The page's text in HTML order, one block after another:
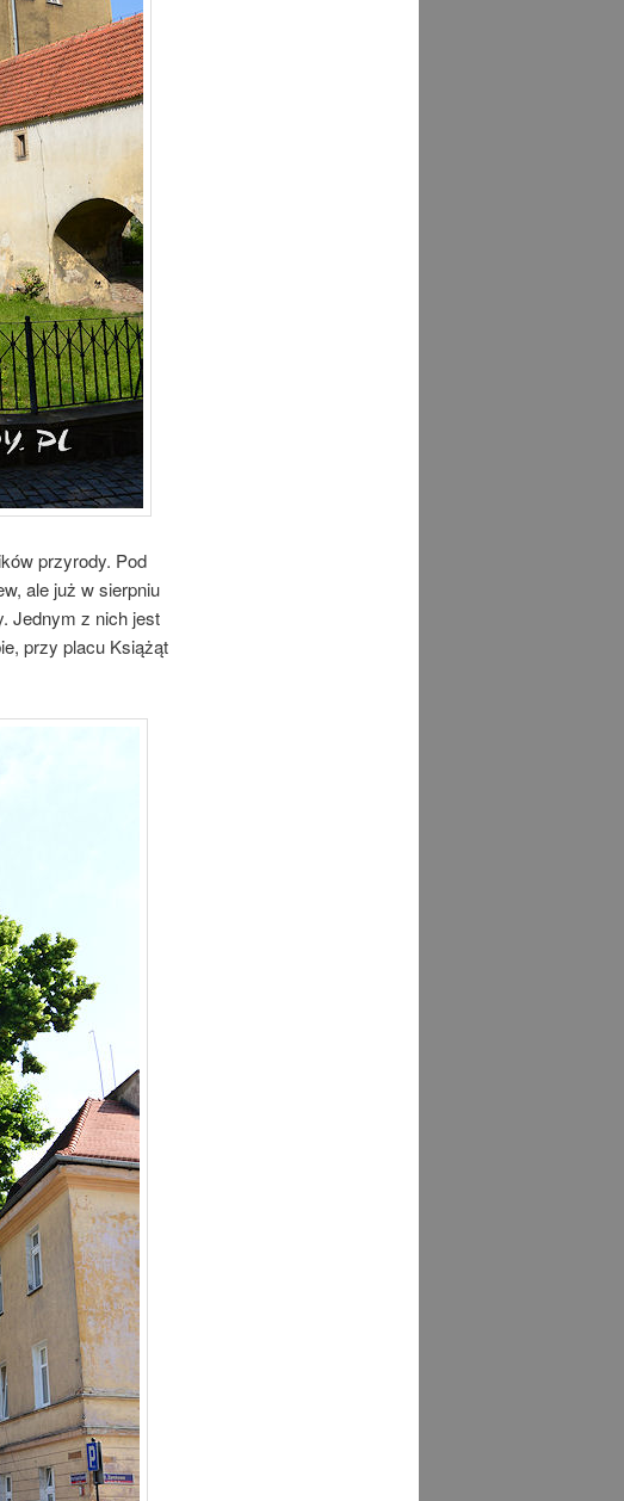
przyrody. Pod
ale już w sierpniu
Jednym z nich jest
przy placu Książąt